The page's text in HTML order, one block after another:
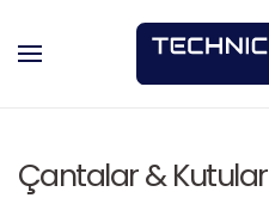
Çantalar & Kutular